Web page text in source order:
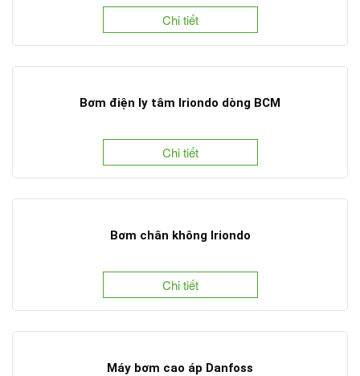
Chi tiết
Bơm điện ly tâm Iriondo dòng BCM
Chi tiết
Bơm chân không Iriondo
Chi tiết
Máy bơm cao áp Danfoss